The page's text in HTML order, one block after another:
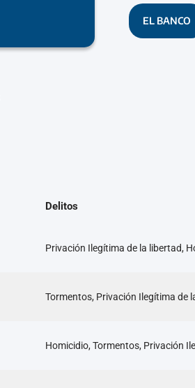
EL BANCO
Delitos
Privación Ilegítima de la libertad,
Tormentos, Privación Ilegítima de
Homicidio, Tormentos, Privación